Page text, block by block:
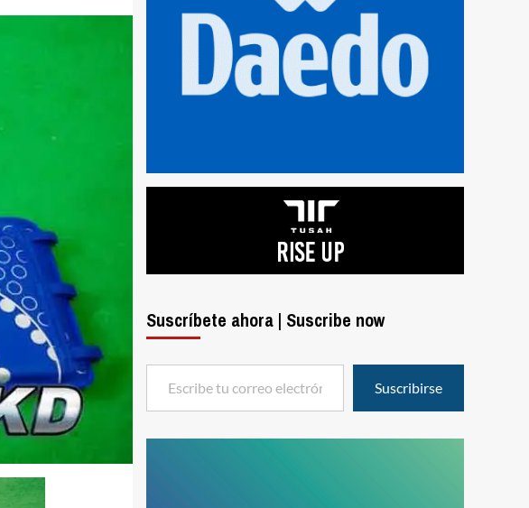
Suscríbete ahora | Suscribe now
Escribe tu correo electrónico…
Suscribirse